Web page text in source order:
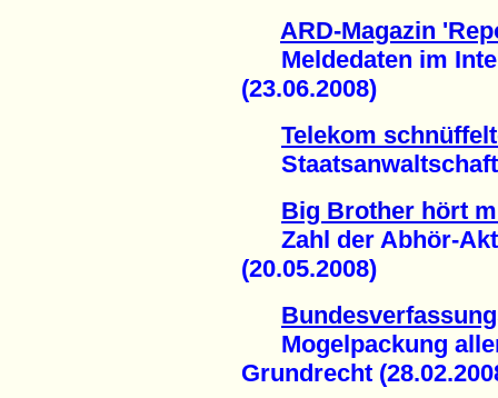
ARD-Magazin
Meldedaten im
(23.06.2008)
Telekom
Staatsanwaltschaft
Big Brother hört
Zahl der Abhör-
(20.05.2008)
Mogelpackung
Grundrecht